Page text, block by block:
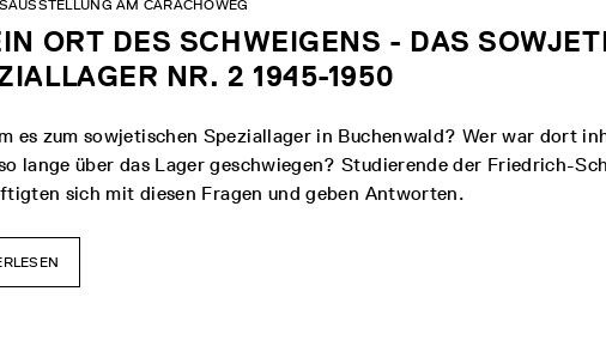
ORT DES SCHWEIGENS - DAS
NR. 2 1945-1950
AM CARACHOWEG
es zum sowjetischen Speziallager in Buchenwald? Wer war dort
lange über das Lager geschwiegen? Studierende der Friedrich-
sich mit diesen Fragen und geben Antworten.